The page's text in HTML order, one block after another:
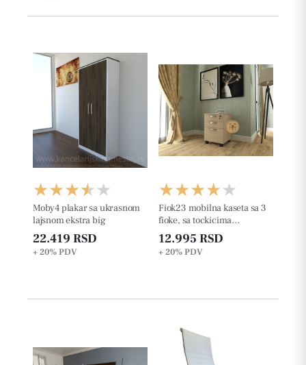
Moby4 plakar sa ukrasnom
lajsnom ekstra big
22.419 RSD
+ 20%PDV
Fiok23 mobilna kaseta sa 3
fioke, sa tockicima
š42xd50xv63cm
12.995 RSD
+ 20%PDV